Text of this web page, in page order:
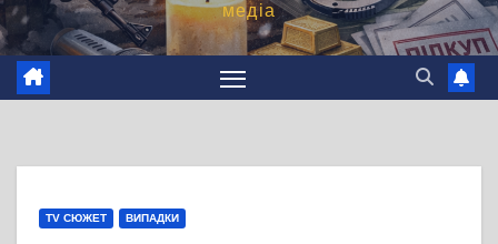
медіа
TV СЮЖЕТ ВИПАДКИ